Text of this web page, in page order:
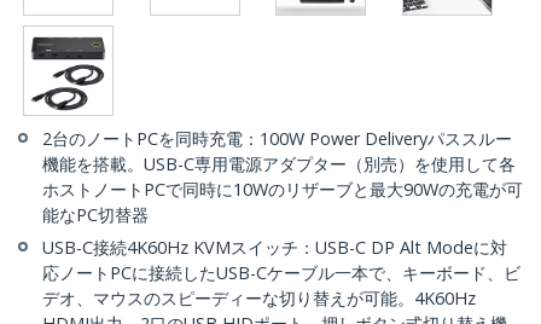
2台のノートPCを同時充電：100W Power Deliveryパススルー
機能を搭載。USB-C専用電源アダプター（別売）を使用して各
ホストノートPCで同時に10Wのリザーブと最大90Wの充電が可
能なPC切替器
USB-C接続4K60Hz KVMスイッチ：USB-C DP Alt Modeに対
応ノートPCに接続したUSB-Cケーブル一本で、キーボード、ビ
デオ、マウスのスピーディーな切り替えが可能。4K60Hz